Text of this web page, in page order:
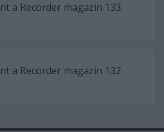
a Recorder magazin 133.
a Recorder magazin 132.